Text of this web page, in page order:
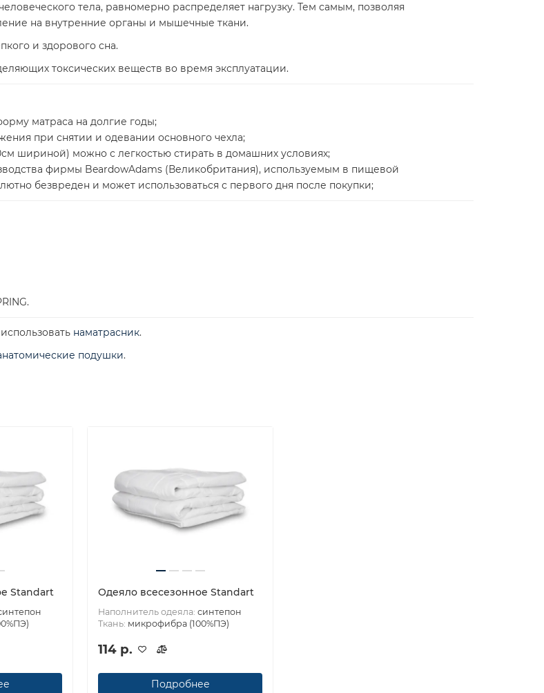
тела, равномерно распределяет нагрузку. Тем самым, позволяя
на внутренние органы и мышечные ткани.
и здорового сна.
токсических веществ во время эксплуатации.
матраса на долгие годы;
при снятии и одевании основного чехла;
шириной) можно с легкостью стирать в домашних условиях;
фирмы BeardowAdams (Великобритания), используемым в пищевой
безвреден и может использоваться с первого дня после покупки;
наматрасник.
подушки.
Standart Одеяло всесезонное Standart
Наполнитель одеяла: синтепон
Ткань: микрофибра (100%ПЭ)
114 р.
Подробнее